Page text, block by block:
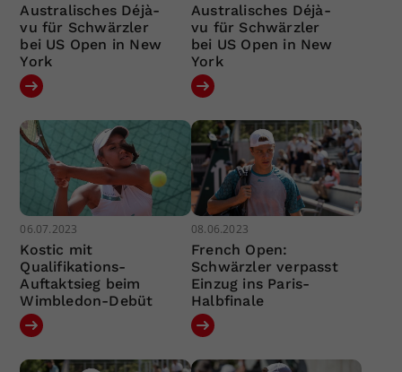
Australisches Déjà-
vu für Schwärzler
bei US Open in New
York
Australisches Déjà-
vu für Schwärzler
bei US Open in New
York
06.07.2023
Kostic mit
Qualifikations-
Auftaktsieg beim
Wimbledon-Debüt
08.06.2023
French Open:
Schwärzler verpasst
Einzug ins Paris-
Halbfinale